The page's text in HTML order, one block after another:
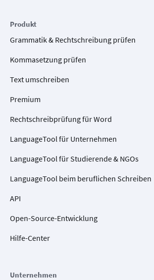
Produkt
Grammatik & Rechtschreibung prüfen
Kommasetzung prüfen
Text umschreiben
Premium
Rechtschreibprüfung für Word
LanguageTool für Unternehmen
LanguageTool für Studierende & NGOs
LanguageTool beim beruflichen Schreiben
API
Open-Source-Entwicklung
Hilfe-Center
Unternehmen